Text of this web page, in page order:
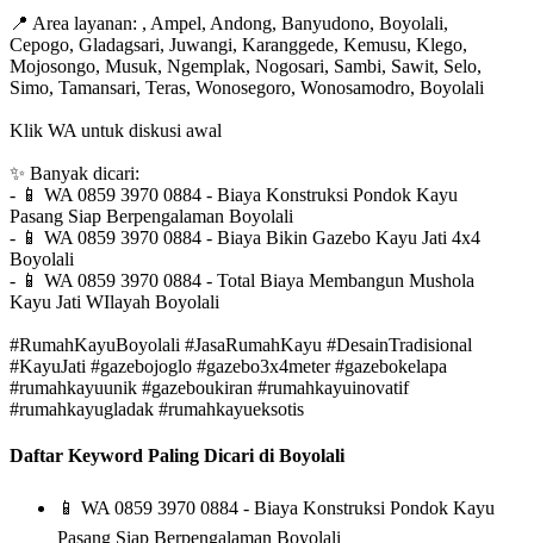
📍 Area layanan: , Ampel, Andong, Banyudono, Boyolali,
Cepogo, Gladagsari, Juwangi, Karanggede, Kemusu, Klego,
Mojosongo, Musuk, Ngemplak, Nogosari, Sambi, Sawit, Selo,
Simo, Tamansari, Teras, Wonosegoro, Wonosamodro, Boyolali
Klik WA untuk diskusi awal
✨ Banyak dicari:
- 📱 WA 0859 3970 0884 - Biaya Konstruksi Pondok Kayu
Pasang Siap Berpengalaman Boyolali
- 📱 WA 0859 3970 0884 - Biaya Bikin Gazebo Kayu Jati 4x4
Boyolali
- 📱 WA 0859 3970 0884 - Total Biaya Membangun Mushola
Kayu Jati WIlayah Boyolali
#RumahKayuBoyolali #JasaRumahKayu #DesainTradisional
#KayuJati #gazebojoglo #gazebo3x4meter #gazebokelapa
#rumahkayuunik #gazeboukiran #rumahkayuinovatif
#rumahkayugladak #rumahkayueksotis
Daftar Keyword Paling Dicari di Boyolali
📱 WA 0859 3970 0884 - Biaya Konstruksi Pondok Kayu
Pasang Siap Berpengalaman Boyolali